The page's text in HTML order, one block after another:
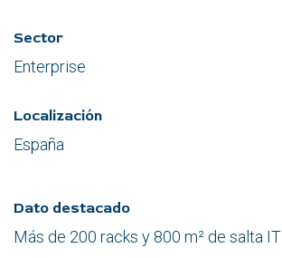
Sector
Enterprise
Localización
España
Dato destacado
Más de 200 racks y 800 m² de salta IT